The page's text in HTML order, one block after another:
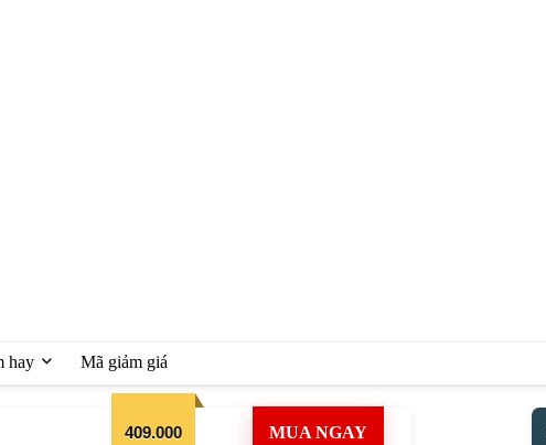
hay Mã giảm giá
409.000 MUA NGAY